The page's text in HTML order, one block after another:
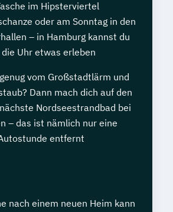
im Hipsterviertel
oder am Sonntag in den
– in Hamburg kannst du
Uhr etwas erleben
vom Großstadtlärm und
Dann mach dich auf den
Nordseestrandbad bei
– das ist nämlich nur eine
entfernt
nach einem neuen Heim kann